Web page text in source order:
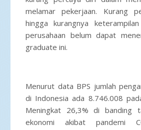
melamar pekerjaan. Kurang
hingga kurangnya
perusahaan belum dapat
graduate ini.
Menurut data BPS jumlah
di Indonesia ada 8.746.008
Meningkat 26,3% di banding
ekonomi akibat pandemi